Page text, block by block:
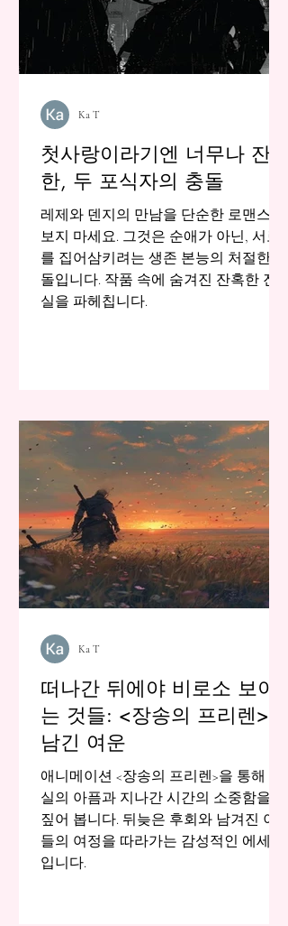
첫사랑이라기엔 너무나 잔급
한, 두 포식자의 충돌
레제와 덴지의 만남을 단순한 로맨스로
보지 마세요. 그것은 순애가 아닌, 서로
를 집어삼키려는 생존 본능의 처절한 충
돌입니다. 작품 속에 숨겨진 잔혹한 진
실을 파헤칩니다.
Ka T
떠나간 뒤에야 비로소 보이
는 것들: <장송의 프리렌>이
남긴 여운
애니메이션 <장송의 프리렌>을 통해 상
실의 아픔과 지나간 시간의 소중함을 되
짚어 봅니다. 뒤늦은 후회와 남겨진 이
들의 여정을 따라가는 감성적인 에세이
입니다.
Ka T